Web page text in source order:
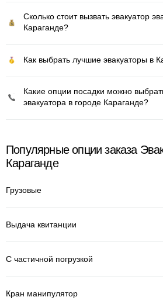
Сколько стоит вызвать эвакуатор
Караганде?
Как выбрать лучшие эвакуаторы в
Какие опции посадки можно
эвакуатора в городе Караганде?
Популярные опции заказа
Караганде
Грузовые
Выдача квитанции
С частичной погрузкой
Кран манипулятор